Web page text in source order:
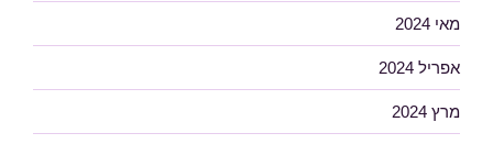
מאי 2024
אפריל 2024
מרץ 2024